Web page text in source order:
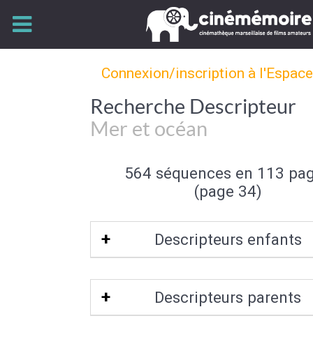
Connexion/inscription à
Recherche Descripteur
Mer et océan
564 séquences en 113
(page 34)
Descripteurs enfants
Mer polaire|Récif de corail|Atoll|
|Paysage sous marin|Rade|
Baie|Crique|Estuaire|Lagon|
Descripteurs parents